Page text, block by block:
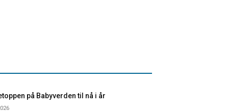
på Babyverden til nå i år